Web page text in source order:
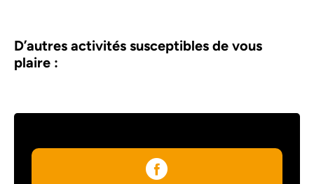
D’autres activités susceptibles de vous
plaire :